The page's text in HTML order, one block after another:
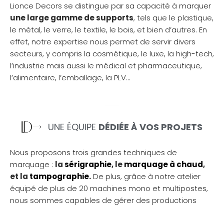
Lionce Decors se distingue par sa capacité à marquer
une large gamme de supports, tels que le plastique,
le métal, le verre, le textile, le bois, et bien d’autres. En
effet, notre expertise nous permet de servir divers
secteurs, y compris la cosmétique, le luxe, la high-tech,
l’industrie mais aussi le médical et pharmaceutique,
l’alimentaire, l’emballage, la PLV…
UNE ÉQUIPE DÉDIÉE À VOS PROJETS
Nous proposons trois grandes techniques de
marquage : lasérigraphie, lemarquage à chaud,
et la tampographie.De plus, grâce à notre atelier
équipé de plus de 20 machines mono et multipostes,
nous sommes capables de gérer des productions